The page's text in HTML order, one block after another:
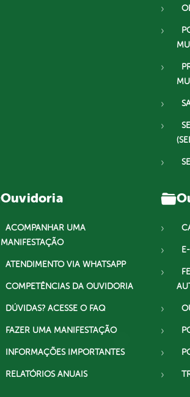
Ouvidoria
ACOMPANHAR UMA
MANIFESTAÇÃO
ATENDIMENTO VIA WHATSAPP
COMPETÊNCIAS DA OUVIDORIA
DÚVIDAS? ACESSE O FAQ
FAZER UMA MANIFESTAÇÃO
INFORMAÇÕES IMPORTANTES
RELATÓRIOS ANUAIS